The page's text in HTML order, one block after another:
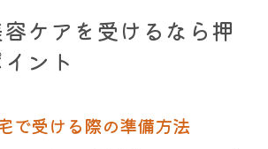
ケアを受けるなら押
ント
で受ける際の準備方法